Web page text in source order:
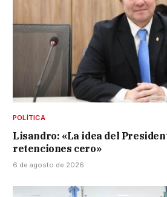
POLÍTICA
Lisandro: «La idea del
retenciones cero»
6 de agosto de 2026